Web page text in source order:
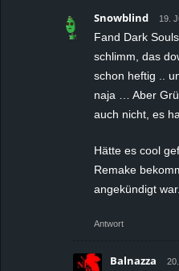
Snowblind 19.
Fand Dark
schlimm, das
schon heftig ..
naja … Aber
auch nicht, es
Hätte es cool
Remake
angekündigt war.
Antwort
Balnazza